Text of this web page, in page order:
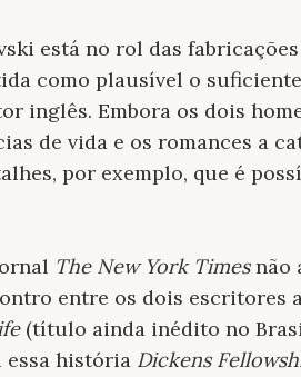
está no rol das
como plausível o
inglês. Embora os dois
de vida e os romances a
por exemplo, que é
The New York Timesnão
entre os dois escritores
(título ainda inédito no
essa história Dickens